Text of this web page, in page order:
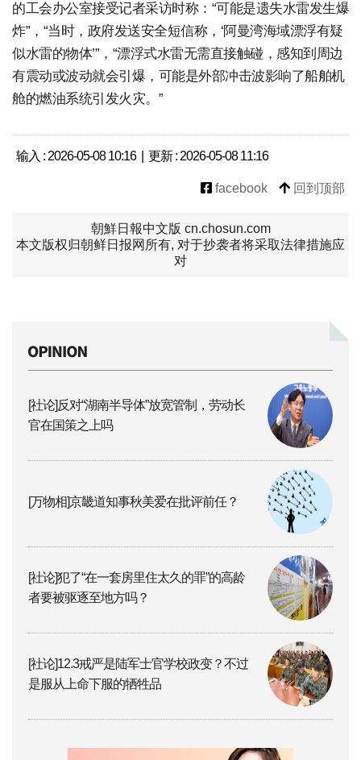
的工会办公室接受记者采访时称：“可能是遗失水雷发生爆
炸”，“当时，政府发送安全短信称，‘阿曼湾海域漂浮有疑
似水雷的物体’”，“漂浮式水雷无需直接触碰，感知到周边
有震动或波动就会引爆，可能是外部冲击波影响了船舶机
舱的燃油系统引发火灾。”
输入 : 2026-05-08 10:16 | 更新 : 2026-05-08 11:16
facebook 回到顶部
朝鮮日報中文版 cn.chosun.com
本文版权归朝鲜日报网所有, 对于抄袭者将采取法律措施应
对
[社论]反对“湖南半导体”放宽管制，劳动长
官在国策之上吗
[万物相]京畿道知事秋美爱在批评前任？
[社论]犯了“在一套房里住太久的罪”的高龄
者要被驱逐至地方吗？
[社论]12.3戒严是陆军士官学校政变？不过
是服从上命下服的牺牲品